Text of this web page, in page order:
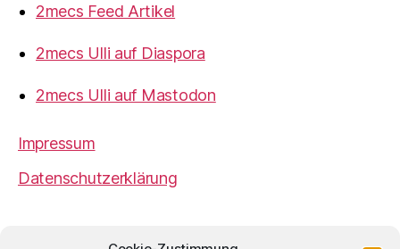
2mecs Feed Artikel
2mecs Ulli auf Diaspora
2mecs Ulli auf Mastodon
Impressum
Datenschutzerklärung
Ulrich Würdemannist sofern nicht